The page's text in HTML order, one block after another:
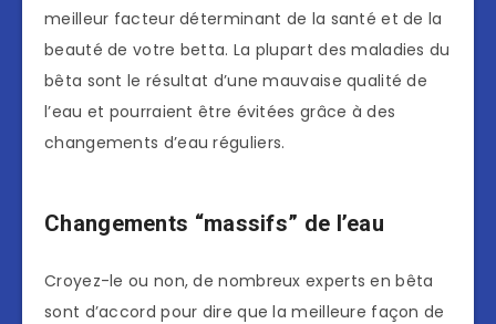
meilleur facteur déterminant de la santé et de la
beauté de votre betta. La plupart des maladies du
bêta sont le résultat d’une mauvaise qualité de
l’eau et pourraient être évitées grâce à des
changements d’eau réguliers.
Changements “massifs” de l’eau
Croyez-le ou non, de nombreux experts en bêta
sont d’accord pour dire que la meilleure façon de